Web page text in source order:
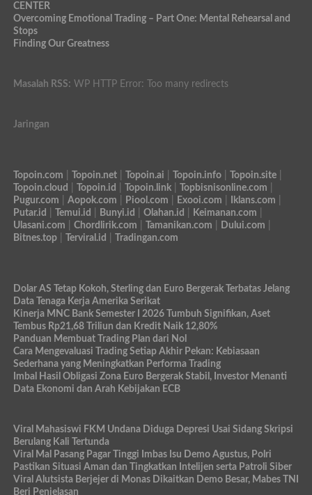
CENTER
Overcoming Emotional Trading – Part One: Mental Rehearsal and
Stops
Finding Our Greatness
Masalah RSS: WP HTTP Error: Too many redirects
Jaringan
Topoin.com Topoin.net| Topoin.ai Topoin.info| Topoin.site|
Topoin.cloud
Topoin.id Topoin.link| Topbisnisonline.com
Pugur.com
Aopok.com Piool.com Exooi.com Iklans.com
Putar.id
Temui.id Bunyi.id Olahan.id Keimanan.com
Ulasani.com
Chordlirik.com Tamanikan.com Dului.com
Bitnes.top| Terviral.id Tradingan.com
Dolar AS Tetap Kokoh, Sterling dan Euro Bergerak Terbatas Jelang
Data Tenaga Kerja Amerika Serikat
Kinerja MNC Bank Semester I 2026 Tumbuh Signifikan, Aset
Tembus Rp21,68 Triliun dan Kredit Naik 12,80%
Panduan Membuat Trading Plan dari Nol
Cara Mengevaluasi Trading Setiap Akhir Pekan: Kebiasaan
Sederhana yang Meningkatkan Performa Trading
Imbal Hasil Obligasi Zona Euro Bergerak Stabil, Investor Menanti
Data Ekonomi dan Arah Kebijakan ECB
Viral Mahasiswi FKM Undana Diduga Depresi Usai Sidang Skripsi
Berulang Kali Tertunda
Viral Mal Pasang Pagar Tinggi Imbas Isu Demo Agustus, Polri
Pastikan Situasi Aman dan Tingkatkan Intelijen serta Patroli Siber
Viral Alutsista Berjejer di Monas Dikaitkan Demo Besar, Mabes TNI
Beri Penjelasan